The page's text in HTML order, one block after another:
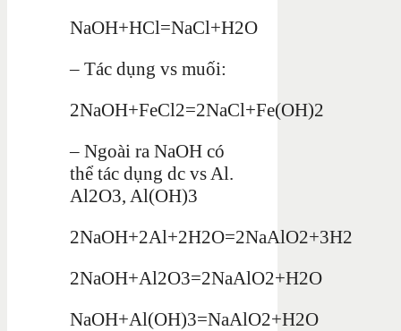
NaOH+HCl=NaCl+H2O
– Tác dụng vs muối:
2NaOH+FeCl2=2NaCl+Fe(OH)2
– Ngoài ra NaOH có
thể tác dụng dc vs Al.
Al2O3, Al(OH)3
2NaOH+2Al+2H2O=2NaAlO2+3H2
2NaOH+Al2O3=2NaAlO2+H2O
NaOH+Al(OH)3=NaAlO2+H2O